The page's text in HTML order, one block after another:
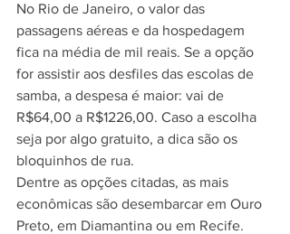
No Rio de Janeiro, o valor das
passagens aéreas e da hospedagem
fica na média de mil reais. Se a opção
for assistir aos desfiles das escolas de
samba, a despesa é maior: vai de
R$64,00 a R$1226,00. Caso a escolha
seja por algo gratuito, a dica são os
bloquinhos de rua.
Dentre as opções citadas, as mais
econômicas são desembarcar em Ouro
Preto, em Diamantina ou em Recife.